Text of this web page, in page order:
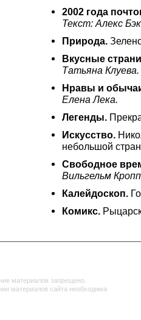
2002 года
Текст: Алекс
Природа.
Вкусные
Татьяна Клуева.
Нравы и
Елена Лека.
Легенды.
Искусство.
небольшой
Свободное
Вильгельм
Калейдоскоп.
Комикс.
материалов запрещено.
материалов сайта необходима